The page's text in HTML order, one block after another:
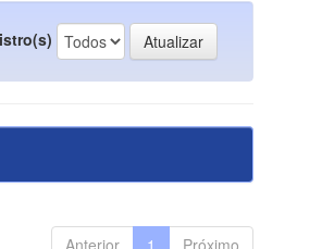
Anterior 1 Próximo